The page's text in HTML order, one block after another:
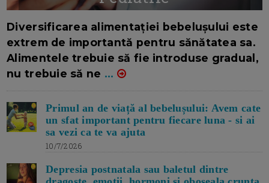
Diversificarea alimentației bebelușului este
extrem de importantă pentru sănătatea sa.
Alimentele trebuie să fie introduse gradual,
nu trebuie să ne ...
Primul an de viață al bebelușului: Avem cate
un sfat important pentru fiecare luna - si ai
sa vezi ca te va ajuta
10/7/2026
Depresia postnatala sau baletul dintre